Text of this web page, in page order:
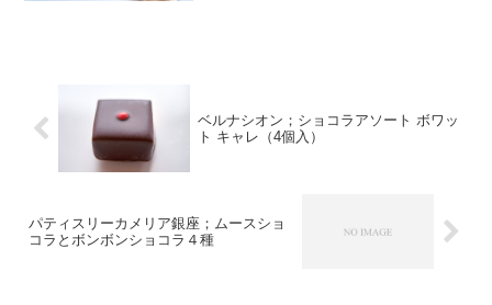
ベルナシオン；ショコラアソート ボワッ
ト キャレ（4個入）
パティスリーカメリア銀座；ムースショ
コラとボンボンショコラ４種